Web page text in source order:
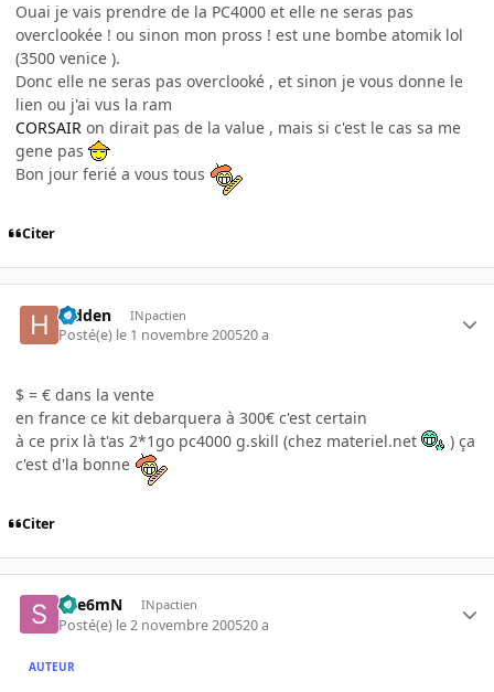
Ouai je vais prendre de la PC4000 et elle ne seras pas
overclookée ! ou sinon mon pross ! est une bombe atomik lol
(3500 venice ).
Donc elle ne seras pas overclooké , et sinon je vous donne le
lien ou j'ai vus la ram
CORSAIR on dirait pas de la value , mais si c'est le cas sa me
gene pas
Bon jour ferié a vous tous
Citer
hidden INpactien
Posté(e) le 1 novembre 200520 a
$ = € dans la vente
en france ce kit debarquera à 300€ c'est certain
à ce prix là t'as 2*1go pc4000 g.skill (chez materiel.net
) ça
c'est d'la bonne
Citer
Spe6mN INpactien
Posté(e) le 2 novembre 200520 a
AUTEUR